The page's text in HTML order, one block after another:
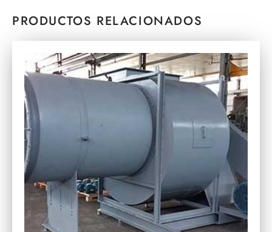
PRODUCTOS RELACIONADOS